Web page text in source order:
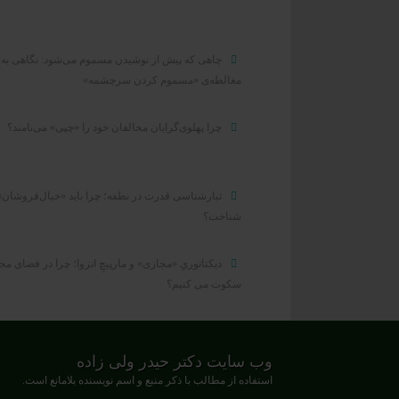
چاهی که پیش از نوشیدن مسموم می‌شود: نگاهی به
مغالطه‌ی «مسموم کردن سرچشمه»
چرا پهلوی‌گرایان مخالفان خود را «چپی» می‌نامند؟
تبارشناسی قدرت در نطفه؛ چرا باید «خیال‌فروشان»
شناخت؟
دیکتاتوریِ «مجازی» و مارپیچِ انزوا؛ چرا در فضای
سکوت می کنیم؟
وب سایت دکتر حیدر ولی زاده
استفاده از مطالب با ذکر منبع و اسم نویسنده بلامانع است.